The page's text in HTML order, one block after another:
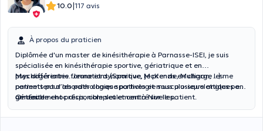
10.0|117 avis
À propos du praticien
Diplômée d'un master de kinésithérapie à Parnasse-ISEI, je suis
spécialisée en kinésithérapie sportive, gériatrique et en
psychogériatrie. Jeune et dynamique, je prends en charge les
patients pour les pathologies sportives et musculo-squelettiques en
général.
Mes différentes formations (Sportive, McKenzie, Mulligan, ...) me
permettent d’aborder chaque pathologie sous plusieurs angles pour
un traitement précis, complet et centré sur le patient.
Ondes de choc disponible seulement à Nivelles.